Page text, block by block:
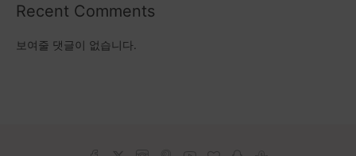
Recent Comments
보여줄 댓글이 없습니다.